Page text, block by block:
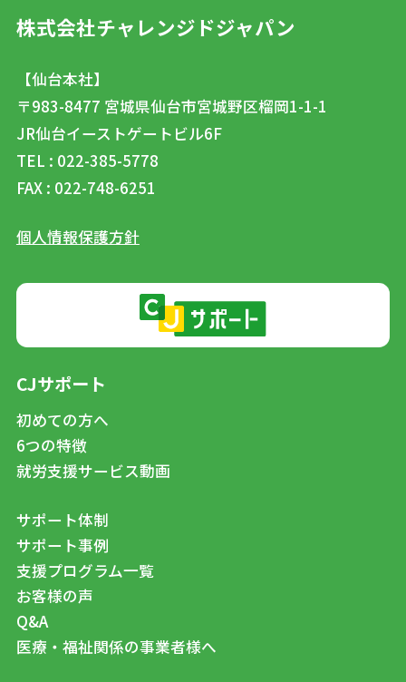
株式会社チャレンジドジャパン
【仙台本社】
〒983-8477 宮城県仙台市宮城野区榴岡1-1-1
JR仙台イーストゲートビル6F
TEL : 022-385-5778
FAX : 022-748-6251
個人情報保護方針
CJサポート
初めての方へ
6つの特徴
就労支援サービス動画
サポート体制
サポート事例
支援プログラム一覧
お客様の声
Q&A
医療・福祉関係の事業者様へ